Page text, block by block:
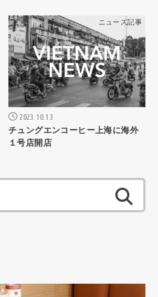
ニュース記事
2023.10.13
チュングエンコーヒー上海に海外
１号店開店
索: